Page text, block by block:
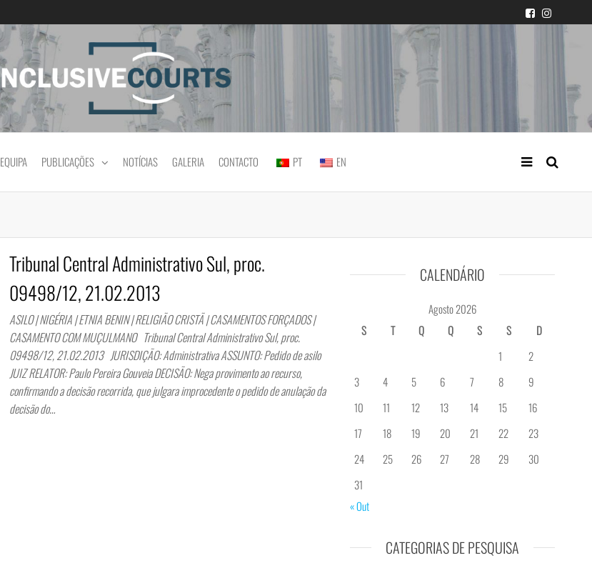
Igualdade e diferença cultural na prática judicial portuguesa
EQUIPA PUBLICAÇÕES NOTÍCIAS GALERIA CONTACTO PT EN
Tribunal Central Administrativo Sul, proc.
09498/12, 21.02.2013
ASILO | NIGÉRIA | ETNIA BENIN | RELIGIÃO CRISTÃ | CASAMENTOS FORÇADOS |
CASAMENTO COM MUÇULMANO Tribunal Central Administrativo Sul, proc.
09498/12, 21.02.2013 JURISDIÇÃO: Administrativa ASSUNTO: Pedido de asilo
JUIZ RELATOR: Paulo Pereira Gouveia DECISÃO: Nega provimento ao recurso,
confirmando a decisão recorrida, que julgara improcedente o pedido de anulação da
decisão do…
CALENDÁRIO
Agosto 2026
S
T Q Q S S
D
1
2
3
4 5 6 7 8
9
10
11 12 13 14 15
16
17
18 19 20 21 22
23
24
25 26 27 28 29
30
31
« Out
CATEGORIAS DE PESQUISA